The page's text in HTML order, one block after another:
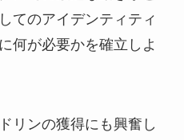
てのアイデンティティ
何が必要かを確立しよ
リンの獲得にも興奮し